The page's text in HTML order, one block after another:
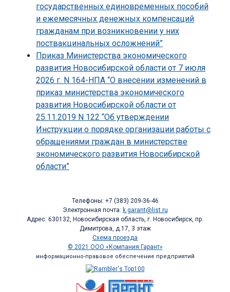
государственных единовременных пособий
и ежемесячных денежных компенсаций
гражданам при возникновении у них
поствакцинальных осложнений”
Приказ Министерства экономического
развития Новосибирской области от 7 июля
2026 г. N 164-НПА “О внесении изменений в
приказ министерства экономического
развития Новосибирской области от
25.11.2019 N 122 “Об утверждении
Инструкции о порядке организации работы с
обращениями граждан в министерстве
экономического развития Новосибирской
области”
Телефоны: +7 (383) 209-36-46
Электронная почта: k.garant@list.ru
Адрес: 630132, Новосибирская область, г. Новосибирск, пр.
Димитрова, д.17, 3 этаж
Схема проезда
© 2021 ООО «Компания Гарант»
информационно-правовое обеспечение предприятий